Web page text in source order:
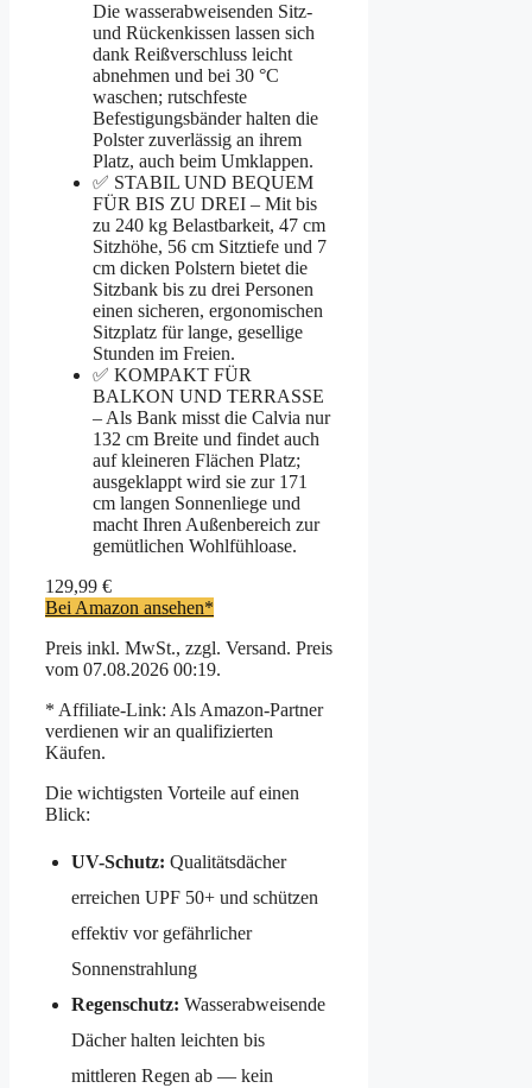
Die wasserabweisenden Sitz-
und Rückenkissen lassen sich
dank Reißverschluss leicht
abnehmen und bei 30 °C
waschen; rutschfeste
Befestigungsbänder halten die
Polster zuverlässig an ihrem
Platz, auch beim Umklappen.
✅ STABIL UND BEQUEM
FÜR BIS ZU DREI – Mit bis
zu 240 kg Belastbarkeit, 47 cm
Sitzhöhe, 56 cm Sitztiefe und 7
cm dicken Polstern bietet die
Sitzbank bis zu drei Personen
einen sicheren, ergonomischen
Sitzplatz für lange, gesellige
Stunden im Freien.
✅ KOMPAKT FÜR
BALKON UND TERRASSE
– Als Bank misst die Calvia nur
132 cm Breite und findet auch
auf kleineren Flächen Platz;
ausgeklappt wird sie zur 171
cm langen Sonnenliege und
macht Ihren Außenbereich zur
gemütlichen Wohlfühloase.
129,99 €
Bei Amazon ansehen*
Preis inkl. MwSt., zzgl. Versand. Preis
vom 07.08.2026 00:19.
* Affiliate-Link: Als Amazon-Partner
verdienen wir an qualifizierten
Käufen.
Die wichtigsten Vorteile auf einen
Blick:
UV-Schutz: Qualitätsdächer
erreichen UPF 50+ und schützen
effektiv vor gefährlicher
Sonnenstrahlung
Regenschutz: Wasserabweisende
Dächer halten leichten bis
mittleren Regen ab — kein